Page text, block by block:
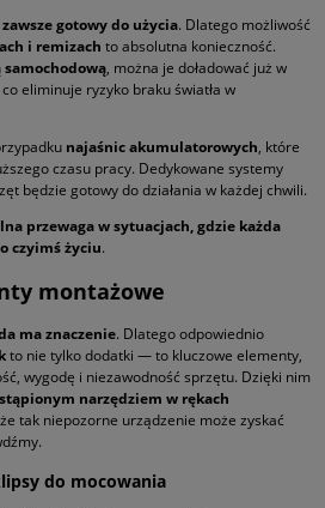
gotowy do użycia. Dlatego możliwość
i remizach to absolutna konieczność.
samochodową, można je doładować już w
eliminuje ryzyko braku światła w
najaśnic akumulatorowych, które
czasu pracy. Dedykowane systemy
będzie gotowy do działania w każdej chwili.
przewaga w sytuacjach, gdzie każda
czyimś życiu.
montażowe
ma znaczenie. Dlatego odpowiednio
to nie tylko dodatki — to kluczowe elementy,
wygodę i niezawodność sprzętu. Dzięki nim
narzędziem w rękach
tak niepozorne urządzenie może zyskać
do mocowania